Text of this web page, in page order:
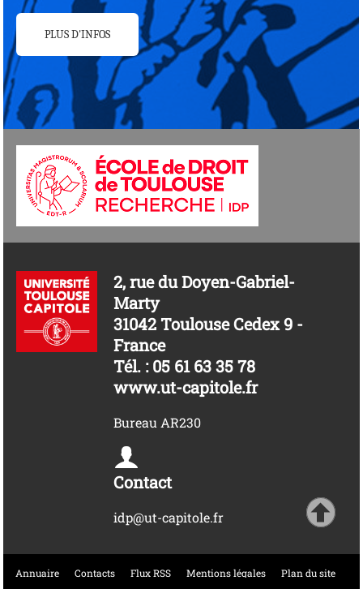
PLUS D'INFOS
2, rue du Doyen-Gabriel-
Marty
31042 Toulouse Cedex 9 -
France
Tél. : 05 61 63 35 78
www.ut-capitole.fr
Bureau AR230
Contact
idp@ut-capitole.fr
Annuaire Contacts Flux RSS Mentions légales Plan du site